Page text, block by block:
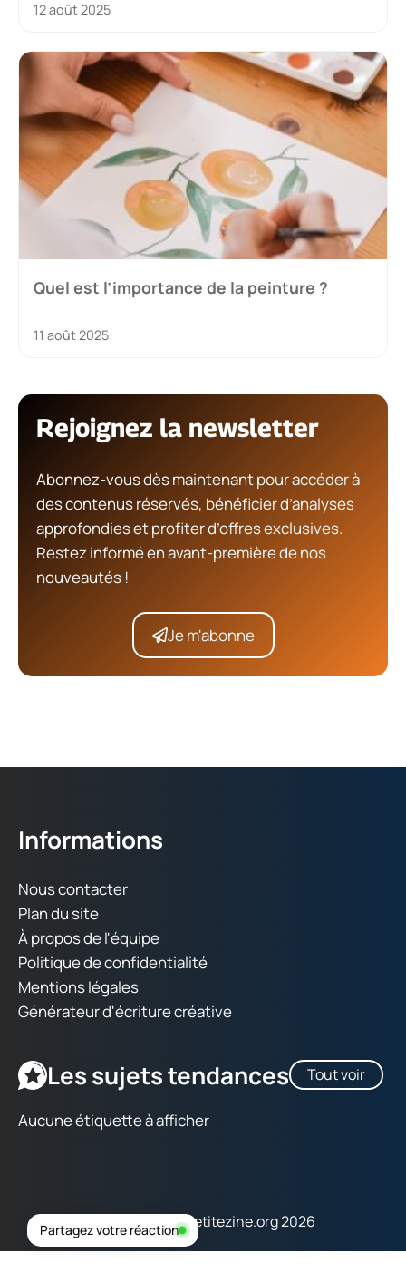
12 août 2025
Quel est l’importance de la peinture ?
11 août 2025
Rejoignez la newsletter
Abonnez-vous dès maintenant pour accéder à
des contenus réservés, bénéficier d’analyses
approfondies et profiter d’offres exclusives.
Restez informé en avant-première de nos
nouveautés !
Je m'abonne
Informations
Nous contacter
Plan du site
À propos de l'équipe
Politique de confidentialité
Mentions légales
Générateur d'écriture créative
Les sujets tendances Tout voir
Aucune étiquette à afficher
Copyright © lapetitezine.org 2026
Partagez votre réaction